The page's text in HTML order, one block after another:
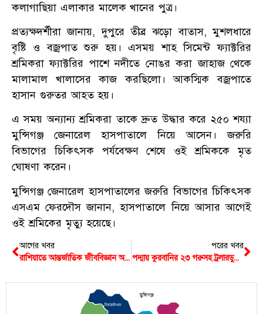
কলাগাছিয়া এলাকার মালেক খানের পুত্র।
প্রত্যক্ষদর্শীরা জানায়, দুপুরে তীব্র ঝড়ো বাতাস, মুশলধারে
বৃষ্টি ও বজ্রপাত শুরু হয়। এসময় শাহ সিমেন্ট ফ্যাক্টরির
শ্রমিকরা ফ্যাক্টরির পাশে নদীতে নোঙর করা জাহাজ থেকে
মালামাল খালাসের কাজ করছিলো। আকস্মিক বজ্রপাতে
হাসান গুরুতর আহত হয়।
এ সময় অন্যান্য শ্রমিকরা তাকে দ্রুত উদ্ধার করে ২৫০ শয্যা
মুন্সিগঞ্জ জেনারেল হাসপাতালে নিয়ে আসেন। জরুরি
বিভাগের চিকিৎসক পর্যবেক্ষণ শেষে ওই শ্রমিককে মৃত
ঘোষণা করেন।
মুন্সিগঞ্জ জেনারেল হাসপাতালের জরুরি বিভাগের চিকিৎসক
এসএম ফেরদৌস জানান, হাসপাতালে নিয়ে আসার আগেই
ওই শ্রমিকের মৃত্যু হয়েছে।
আগের খবর
রাশিয়াতে আন্তর্জাতিক জীববিজ্ঞান অলিম্পিয়াডে বাংলাদেশের দুই শিক্ষার্থীর ব্রোঞ্জ পদক অর্জন
পরের খবর
পদ্মায় কুরবানির ২৩ গরুসহ ট্রলারডুবি: নিখোঁজ ১, সাতরে প্রাণে বাঁচেন ১৪ পাইকার
সিরাজদিখান
মুন্সিগঞ্জ